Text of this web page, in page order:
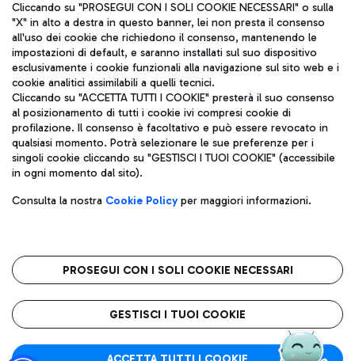
Pizza
Gelateria
Wine Bar & Sparkling
Autobus
Scopri le linee di autobus per raggiungere l'aeroporto
Leonardo Da Vinci.
Raggiungi l’aeroporto senza pensieri con il servizio di taxi a
Ristoranti
Scopri la nostra offerta per una pausa gustosa in aeroporto
Mappa Aeroporto Fiumicino
Aeroporti di Roma S.p.A. - Società soggetta a direzione e
coordinamento di Mundys S.p.A.
Codice fiscale e Registro delle Imprese di Roma 13032990155 P.
IVA 06572251004
Capitale sociale 62.224.743,00 int. vers.
Sede legale: Via Pier Paolo Racchetti 1 - 00054 Fiumicino (RM)
telefono +39 06 65951
Privacy policy
Note legali
Roma FCO
L'aeroporto stellato
Cliccando su "PROSEGUI CON I SOLI COOKIE NECESSARI" o sulla
"X" in alto a destra in questo banner, lei non presta il consenso
all'uso dei cookie che richiedono il consenso, mantenendo le
impostazioni di default, e saranno installati sul suo dispositivo
esclusivamente i cookie funzionali alla navigazione sul sito web e i
cookie analitici assimilabili a quelli tecnici.
Cliccando su "ACCETTA TUTTI I COOKIE" presterà il suo consenso
al posizionamento di tutti i cookie ivi compresi cookie di
profilazione. Il consenso è facoltativo e può essere revocato in
qualsiasi momento. Potrà selezionare le sue preferenze per i
singoli cookie cliccando su "GESTISCI I TUOI COOKIE" (accessibile
in ogni momento dal sito).
Consulta la nostra Cookie Policyper maggiori informazioni.
PROSEGUI CON I SOLI COOKIE NECESSARI
GESTISCI I TUOI COOKIE